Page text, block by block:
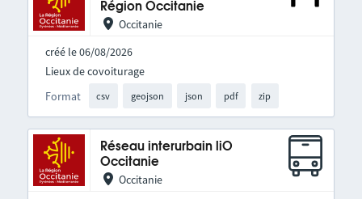
Région Occitanie
Occitanie
créé le 06/08/2026
Format csv geojson json pdf zip
Lieux de covoiturage
Réseau interurbain liO
Occitanie
Occitanie